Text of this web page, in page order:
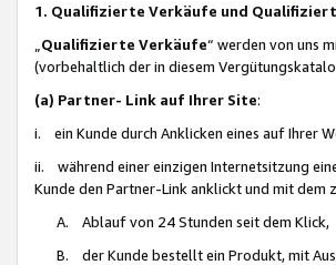
1. Qualifizierte Verkäufe und
Qualifizierte Verkäufe“ werden von uns
(vorbehaltlich der in diesem
(a) Partner- Link auf Ihrer Site:
i. ein Kunde durch Anklicken eines auf Ihrer
ii. während einer einzigen Internetsitzung
Kunde den Partner-Link anklickt und mit
A. Ablauf von 24 Stunden seit dem Klick,
B. der Kunde bestellt ein Produkt, mit